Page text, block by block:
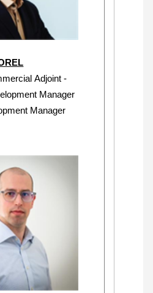
Adjoint -
Manager
Manager